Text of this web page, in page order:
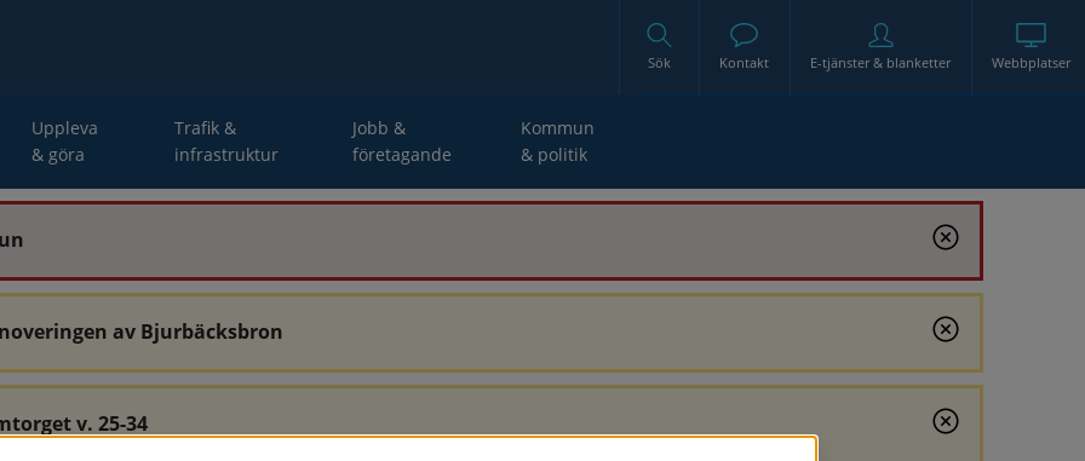
Sök Kontakt E-tjänster & blanketter Webbplatser
Uppleva
& göra
Trafik &
infrastruktur
Jobb &
företagande
Kommun
& politik
av Bjurbäcksbron
v. 25-34